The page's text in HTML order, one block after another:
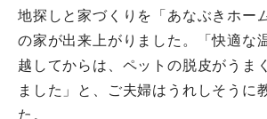
地探しと家づくりを「あなぶきホー
の家が出来上がりました。「快適な
越してからは、ペットの脱皮がうま
ました」と、ご夫婦はうれしそうに
た。